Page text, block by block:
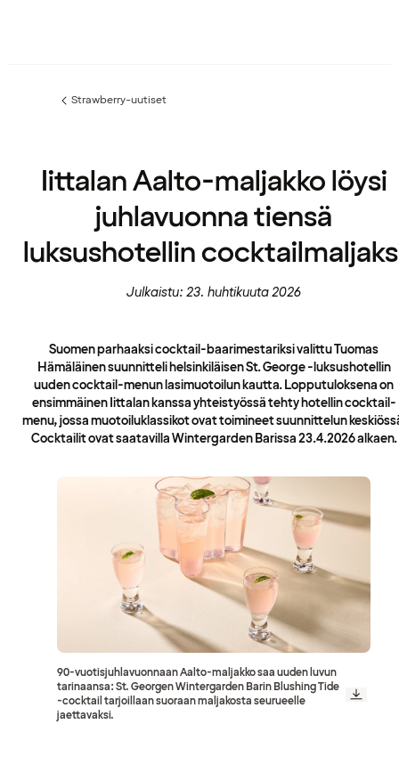
Edellinen
Strawberry-uutiset
Iittalan Aalto-maljakko löysi
juhlavuonna tiensä
luksushotellin
Julkaistu: 23. huhtikuuta 2026
Suomen parhaaksi cocktail-baarimestariksi valittu Tuomas
Hämäläinen suunnitteli helsinkiläisen St. George -luksushotellin
uuden cocktail-menun lasimuotoilun kautta. Lopputuloksena on
ensimmäinen Iittalan kanssa yhteistyössä tehty hotellin cocktail-
menu, jossa muotoiluklassikot ovat toimineet suunnittelun
Cocktailit ovat saatavilla Wintergarden Barissa 23.4.2026 alkaen.
90-vuotisjuhlavuonnaan Aalto-maljakko saa uuden luvun
tarinaansa: St. Georgen Wintergarden Barin Blushing Tide
-cocktail tarjoillaan suoraan maljakosta seurueelle
jaettavaksi.